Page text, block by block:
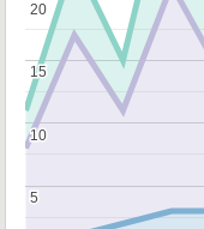
5
5
10
10
15
15
20
20